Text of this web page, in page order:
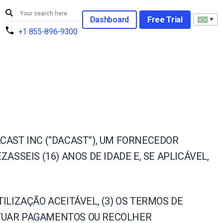
+1 855-896-9300
Dashboard Free Trial
INC (“DACAST”), UM FORNECEDOR
(16) ANOS DE IDADE E, SE APLICÁVEL,
ACEITÁVEL, (3) OS TERMOS DE
PAGAMENTOS OU RECOLHER